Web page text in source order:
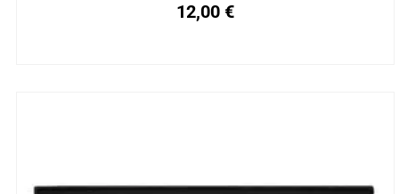
12,00 €